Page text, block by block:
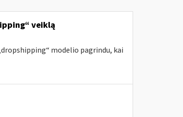
veiklą
modelio pagrindu, kai